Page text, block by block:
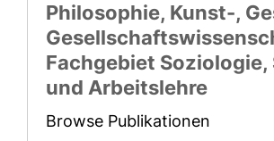
Philosophie, Kunst-,
Fachgebiet
und Arbeitslehre
Browse Publikationen